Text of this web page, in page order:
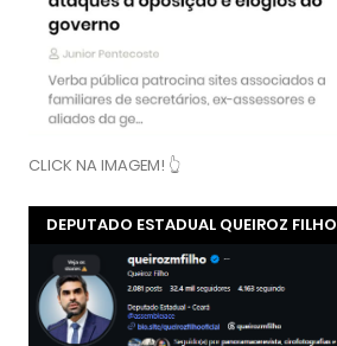
CLICK NA IMAGEM! 👆
DEPUTADO ESTADUAL QUEIROZ FILHO